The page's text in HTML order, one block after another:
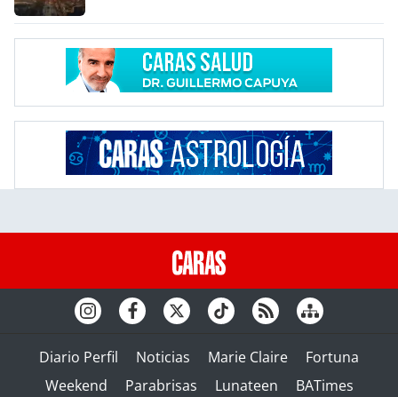
Diario Perfil Noticias Marie Claire
Fortuna
Weekend
Parabrisas Lunateen BATimes